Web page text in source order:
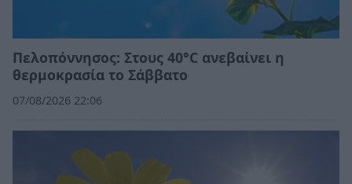
Πελοπόννησος: Στους 40°C ανεβαίνει η
θερμοκρασία το Σάββατο
07/08/2026 22:06